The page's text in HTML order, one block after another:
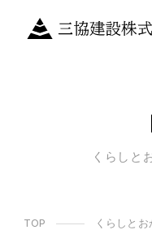
くらしと
TOP
くらしと